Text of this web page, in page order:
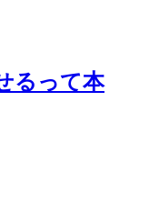
るって本